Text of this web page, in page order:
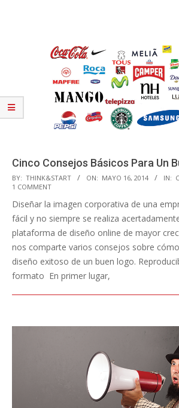
Cinco Consejos Básicos Para Un
2014-
05-
16
BY: THINK&START ON: MAYO 16, 2014 IN:
1 COMMENT
Diseñar la imagen corporativa de una
fácil y no siempre se realiza
plataforma de diseño online de mayor
nos comparte varios consejos sobre
diseño exitoso de un buen logo.
formato En primer lugar,